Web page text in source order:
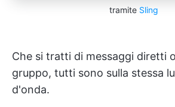
tramite Sling
Che si tratti di messaggi diretti
gruppo, tutti sono sulla stessa
d'onda.